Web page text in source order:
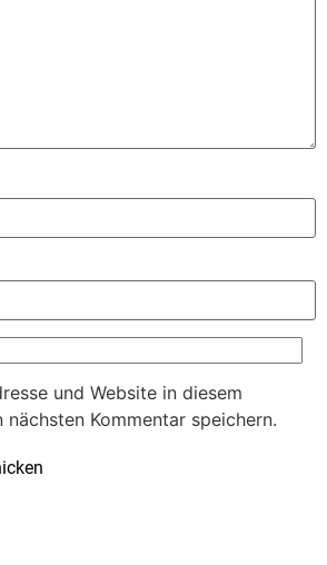
und Website in diesem
nächsten Kommentar speichern.